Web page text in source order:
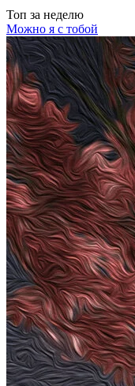
Топ за неделю
Можно я с тобой